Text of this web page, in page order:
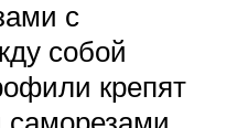
с
собой
крепят